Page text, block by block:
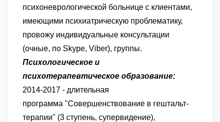
психоневрологической больнице с клиентами,
имеющими психиатрическую проблематику,
провожу индивидуальные консультации
(очные, по Skype, Viber), группы.
Психологическое и
психотерапевтическое образование:
2014-2017 - длительная
программа "Совершенствование в гештальт-
терапии" (3 ступень, супервидение),